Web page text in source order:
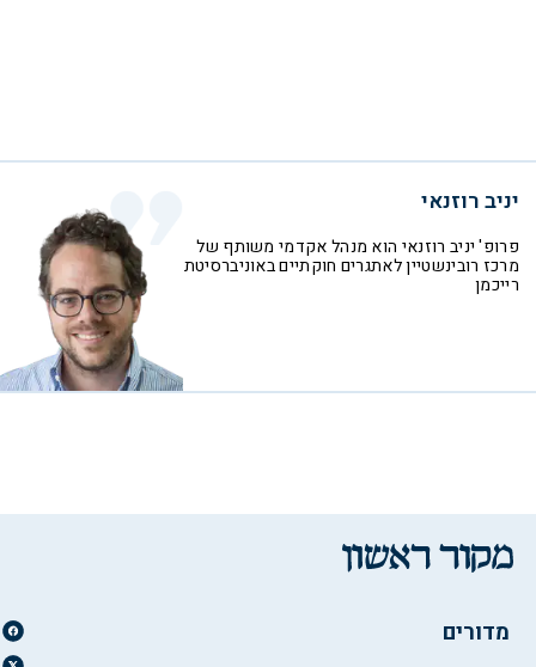
יניב רוזנאי
פרופ' יניב רוזנאי הוא מנהל אקדמי משותף של
מרכז רובינשטיין לאתגרים חוקתיים באוניברסיטת
רייכמן
מדורים